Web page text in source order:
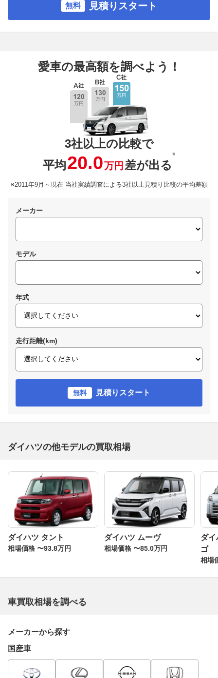
無料 見積りスタート
愛車の最高額を調べよう！
3社以上の比較で
平均20.0万円 差が出る
※
※2011年9月～現在 当社実績調査による3社以上見積り比較の平均差額
メーカー
モデル
年式
走行距離(km)
無料 見積りスタート
ダイハツの他モデルの買取相場
ダイハツ タント
相場価格 〜93.8万円
ダイハツ ムーヴ
相場価格 〜85.0万円
ダイ
ゴ
相場
車買取相場を調べる
メーカーから探す
国産車